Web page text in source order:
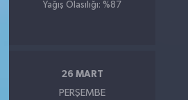
Yağış Olasılığı: %87
26 MART
PERŞEMBE